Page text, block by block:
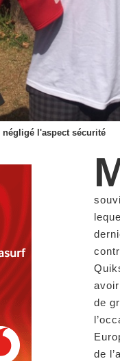
l'aspect sécurité
de
de